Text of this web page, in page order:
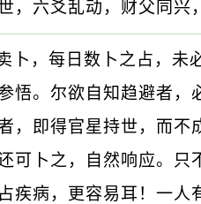
，六爻乱动，财父同兴
卜，每日数卜之占，未
悟。尔欲自知趋避者
，即得官星持世，而
可卜之，自然响应。
疾病，更容易耳！一